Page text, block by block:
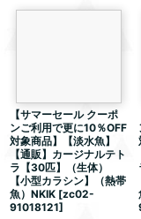
【サマーセール クーポ
ンご利用で更に10％OFF
対象商品】【淡水魚】
【通販】カージナルテト
ラ【30匹】（生体）
【小型カラシン】（熱帯
魚）NKIK [zc02-
91018121]